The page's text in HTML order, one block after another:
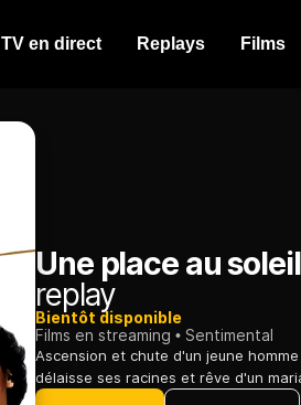
TV en direct Replays Films
Une place au soleil
replay
Bientôt disponible
Films en streaming
Sentimental
Ascension et chute d'un jeune
délaisse ses racines et rêve d'un